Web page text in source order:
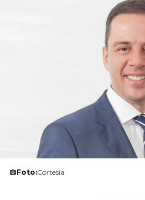
Foto:Cortesía